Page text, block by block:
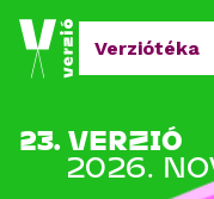
23. VERZIÓ
2026.
Verziótéka